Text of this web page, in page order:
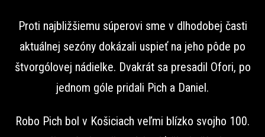
Proti najbližšiemu súperovi sme v dlhodobej časti
aktuálnej sezóny dokázali uspieť na jeho pôde po
štvorgólovej nádielke. Dvakrát sa presadil Ofori, po
jednom góle pridali Pich a Daniel.
Robo Pich bol v Košiciach veľmi blízko svojho 100.